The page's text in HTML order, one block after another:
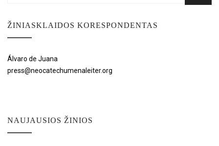
ŽINIASKLAIDOS KORESPONDENTAS
Álvaro de Juana
press@neocatechumenaleiter.org
NAUJAUSIOS ŽINIOS